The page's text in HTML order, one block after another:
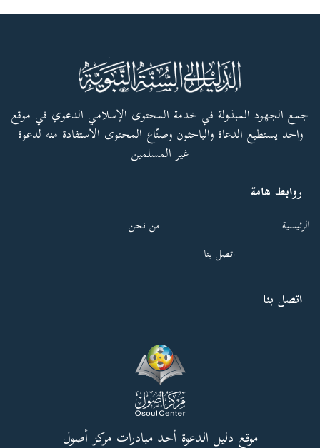
جمع الجهود المبذولة في خدمة المحتوى الإسلامي الدعوي في موقع
واحد يستطيع الدعاة والباحثون وصنّاع المحتوى الاستفادة منه لدعوة
غير المسلمين
روابط هامة
الرئيسية
من نحن
اتصل بنا
اتصل بنا
موقع دليل الدعوة أحد مبادرات مركز أصول